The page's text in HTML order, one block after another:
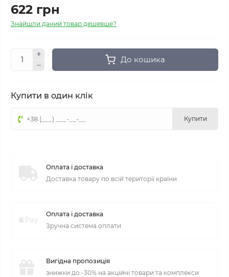
622 грн
Знайшли даний товар дешевше?
До кошика
Купити в один клік
Купити
Оплата і доставка
Доставка товару по всій території країни
Оплата і доставка
Зручна система оплати
Вигідна пропозиція
знижки до -30% на акційні товари та комплекси